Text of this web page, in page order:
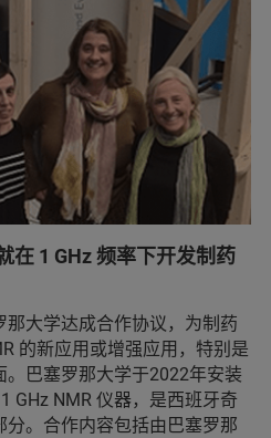
在 1 GHz 频率下开发制药
大学达成合作协议，为制药
的新应用或增强应用，特别是
巴塞罗那大学于2022年安装
GHz NMR 仪器，是西班牙奇
。合作内容包括由巴塞罗那